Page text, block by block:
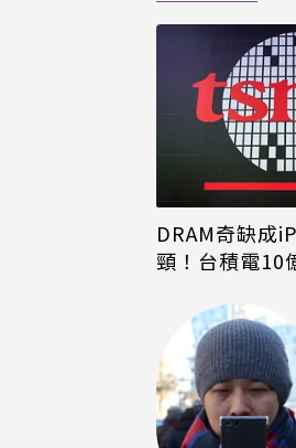
DRAM奇缺成
頸！台積電10